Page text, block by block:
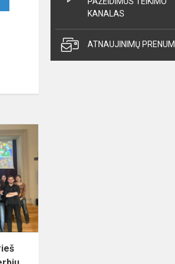
prieš
patyčias
2025:
„Gerbiu
s...
KANALAS
ATNAUJINIMŲ